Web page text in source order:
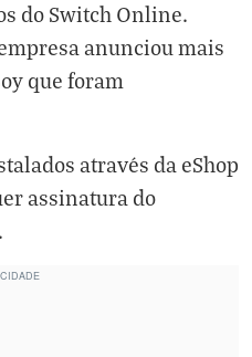
do Switch Online.
anunciou mais
que foram
através da eShop
assinatura do